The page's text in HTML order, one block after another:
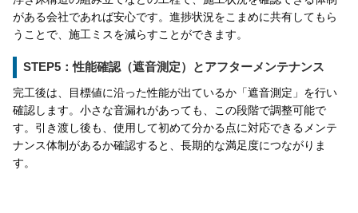
がある会社であれば安心です。進捗状況をこまめに共有してもら
うことで、施工ミスを減らすことができます。
STEP5：性能確認（遮音測定）とアフターメンテナンス
完工後は、目標値に沿った性能が出ているか「遮音測定」を行い
確認します。小さな音漏れがあっても、この段階で調整可能で
す。引き渡し後も、使用して初めて分かる点に対応できるメンテ
ナンス体制があるか確認すると、長期的な満足度につながりま
す。